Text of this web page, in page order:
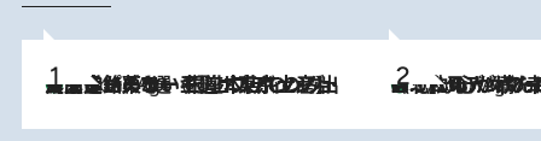
1 Hour Ago
【間違いのない王道・東京土産】資生堂パーラー 銀座本店でのみ出会える銘菓5選《極上プディング・濃厚チーズケーキ・ボンボンショコラほか》 1 Hour Ago
《北欧の人々の幸福度が高いのは…》元デンマーク親善大使が出会った“心が満たされる暮らし”「いいかげんにヒュッゲしなさい！」